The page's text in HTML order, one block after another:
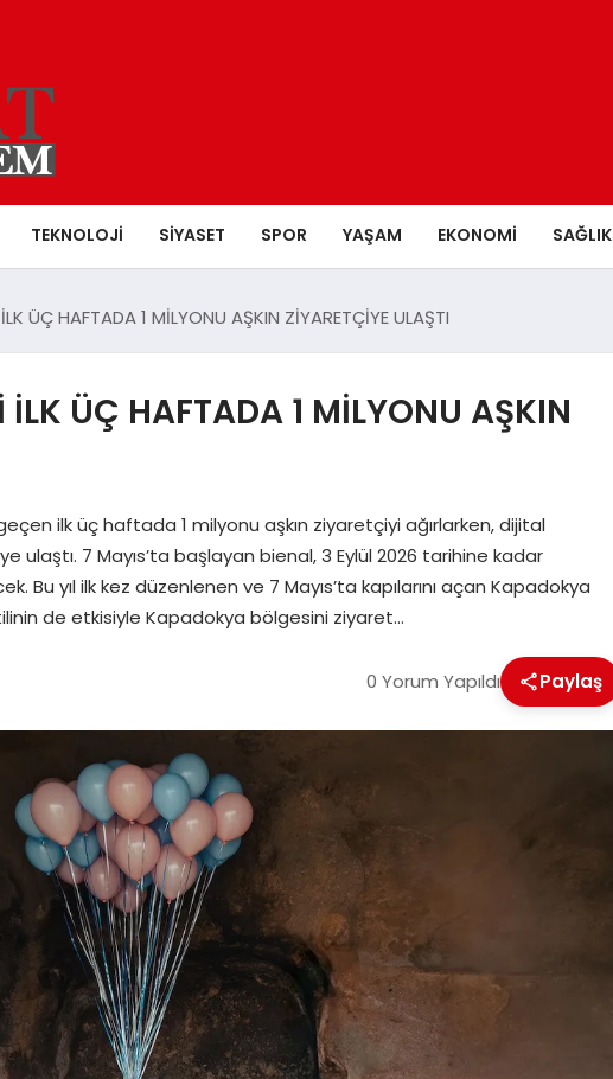
TEKNOLOJI SIYASET SPOR YAŞAM EKONOMI SAĞLIK
ÜÇ HAFTADA 1 MİLYONU AŞKIN ZİYARETÇİYE ULAŞTI
ÜÇ HAFTADA 1 MİLYONU AŞKIN
geçen ilk üç haftada 1 milyonu aşkın ziyaretçiyi ağırlarken, dijital
7 Mayıs’ta başlayan bienal, 3 Eylül 2026 tarihine kadar
Bu yıl ilk kez düzenlenen ve 7 Mayıs’ta kapılarını açan Kapadokya
de etkisiyle Kapadokya bölgesini ziyaret…
0 Yorum Yapıldı Paylaş